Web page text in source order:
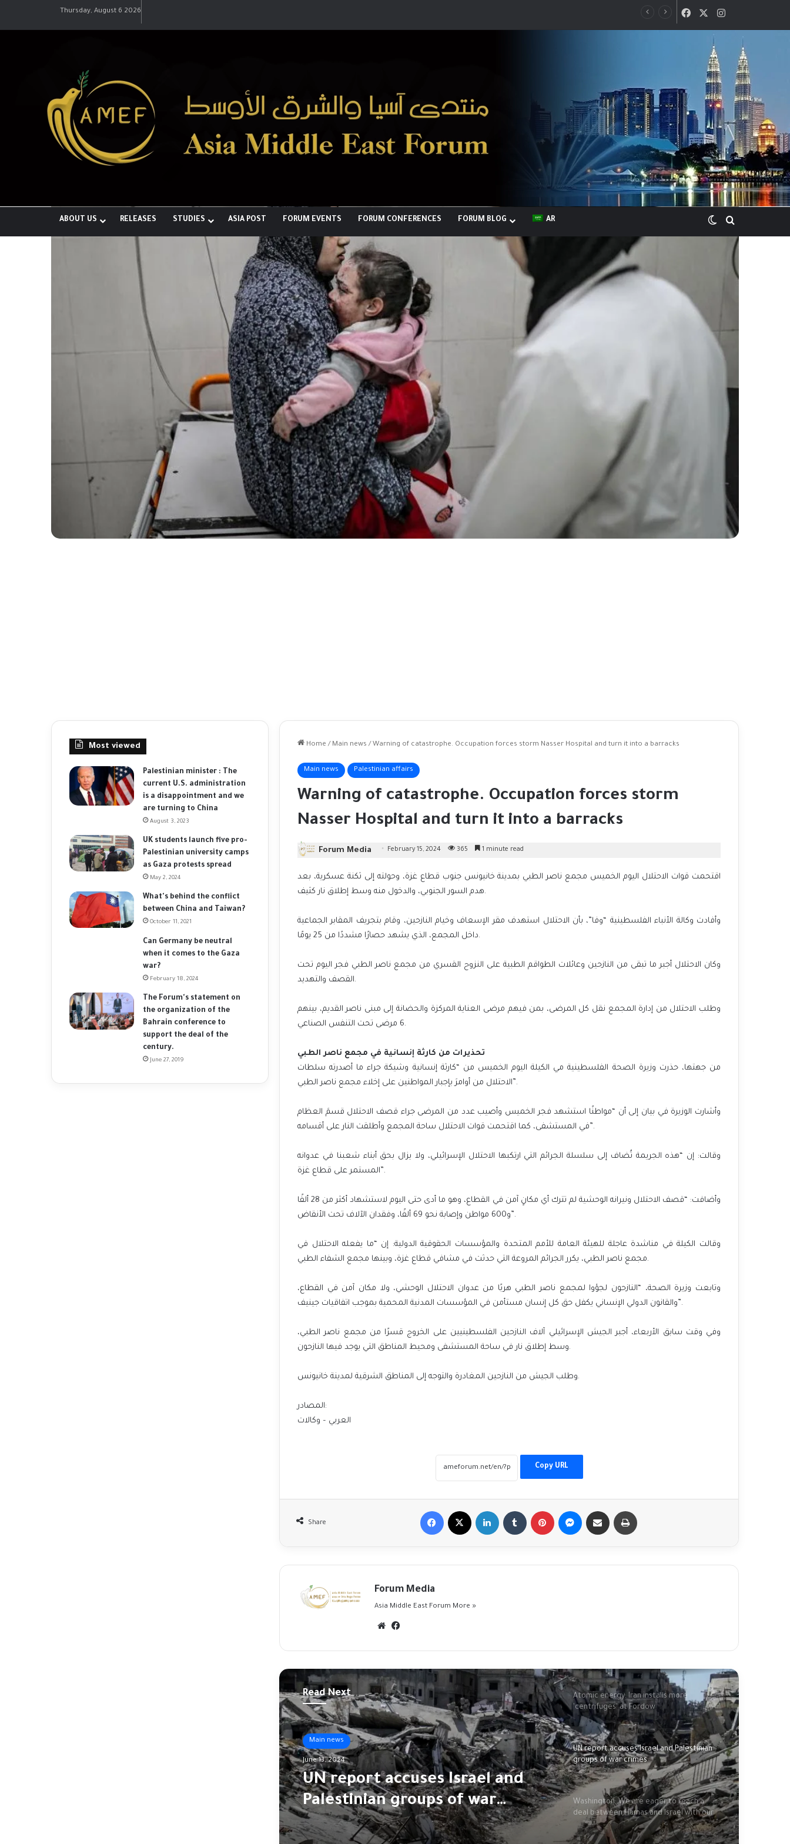
Thursday, August 6 2026 FacebookInstagram
ABOUT US RELEASES STUDIES ASIA POST FORUM EVENTS FORUM CONFERENCES FORUM BLOG AR Switch skin
Home / Main news / Warning of catastrophe. Occupation forces storm Nasser Hospital and turn it into a barracks
Main news Palestinian affairs
Warning of catastrophe. Occupation forces storm
Nasser Hospital and turn it into a barracks
Forum Media February 15, 2024 365 1 minute read
اقتحمت قوات الاحتلال اليوم الخميس مجمع ناصر الطبي بمدينة خانيونس جنوب قطاع غزة، وحولته إلى ثكنة عسكرية، بعد
هدم السور الجنوبي، والدخول منه وسط إطلاق نار كثيف.
وأفادت وكالة الأنباء الفلسطينية “وفا”، بأن الاحتلال استهدف مقر الإسعاف وخيام النازحين، وقام بتجريف المقابر الجماعية
داخل المجمع، الذي يشهد حصارًا مشددًا من 25 يومًا.
وكان الاحتلال أجبر ما تبقى من النازحين وعائلات الطواقم الطبية على النزوح القسري من مجمع ناصر الطبي فجر اليوم تحت
القصف والتهديد.
وطلب الاحتلال من إدارة المجمع نقل كل المرضى، بمن فيهم مرضى العناية المركزة والحضانة إلى مبنى ناصر القديم، بينهم
6 مرضى تحت التنفس الصناعي.
تحذيرات من كارثة إنسانية في مجمع ناصر الطبي
من جهتها، حذرت وزيرة الصحة الفلسطينية مي الكيلة اليوم الخميس من “كارثة إنسانية وشيكة جراء ما أصدرته سلطات
الاحتلال من أوامرَ بإجبار المواطنين على إخلاء مجمع ناصر الطبي”.
وأشارت الوزيرة في بيان إلى أن “مواطنًا استشهد فجر الخميس وأصيب عدد من المرضى جراء قصف الاحتلال قسمَ العظام
في المستشفى، كما اقتحمت قوات الاحتلال ساحة المجمع وأطلقت النار على أقسامه”.
وقالت: إن “هذه الجريمة تُضاف إلى سلسلة الجرائم التي ارتكبها الاحتلال الإسرائيلي، ولا يزال بحق أبناء شعبنا في عدوانه
المستمر على قطاع غزة”.
وأضافت: “قصف الاحتلال ونيرانه الوحشية لم تترك أي مكانٍ آمن في القطاع، وهو ما أدى حتى اليوم لاستشهاد أكثر من 28 ألفًا
و600 مواطن وإصابة نحو 69 ألفًا، وفقدان الآلاف تحت الأنقاض”.
وقالت الكيلة في مناشدة عاجلة للهيئة العامة للأمم المتحدة والمؤسسات الحقوقية الدولية: إن “ما يفعله الاحتلال في
مجمع ناصر الطبي، يكرر الجرائم المروعة التي حدثت في مشافي قطاع غزة، وبينها مجمع الشفاء الطبي.
وتابعت وزيرة الصحة، “النازحون لجؤوا لمجمع ناصر الطبي هربًا من عدوان الاحتلال الوحشي، ولا مكان آمن في القطاع،
والقانون الدولي الإنساني يكفل حق كل إنسان مستأمن في المؤسسات المدنية المحمية بموجب اتفاقيات جينيف”.
وفي وقت سابق الأربعاء، أجبر الجيش الإسرائيلي آلاف النازحين الفلسطينيين على الخروج قسرًا من مجمع ناصر الطبي،
وسط إطلاق نار في ساحة المستشفى ومحيط المناطق التي يوجد فيها النازحون.
وطلب الجيش من النازحين المغادرة والتوجه إلى المناطق الشرقية لمدينة خانيونس.
المصادر:
العربي – وكالات
Copy URL
Share
Facebook LinkedIn Tumblr Pinterest MessengerShare via Email
Forum Media
Asia Middle East Forum More »
Website
Read Next
Main news
June 13, 2024
UN report accuses Israel and
Palestinian groups of war
crimes
3 new massacres and the occupation
massacres and shells displaced people in
Atomic energy: Iran installs more
'centrifuges' at Fordow
UN report accuses Israel and Palestinian
groups of war crimes
Washington: We are eager to reach a
deal between Hamas and Israel with our
partners
Most viewed
Palestinian minister : The
current U.S. administration
is a disappointment and we
are turning to China
August 3, 2023
UK students launch five pro-
Palestinian university camps
as Gaza protests spread
May 2, 2024
What's behind the conflict
between China and Taiwan?
October 11, 2021
Can Germany be neutral
when it comes to the Gaza
war?
February 18, 2024
The Forum's statement on
the organization of the
Bahrain conference to
support the deal of the
century.
June 27, 2019